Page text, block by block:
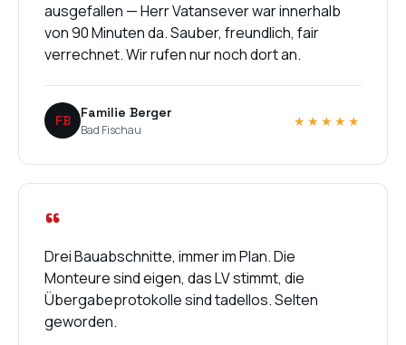
ausgefallen — Herr Vatansever war innerhalb
von 90 Minuten da. Sauber, freundlich, fair
verrechnet. Wir rufen nur noch dort an.
FB Familie Berger
Bad Fischau
★★★★★
“
Drei Bauabschnitte, immer im Plan. Die
Monteure sind eigen, das LV stimmt, die
Übergabeprotokolle sind tadellos. Selten
geworden.